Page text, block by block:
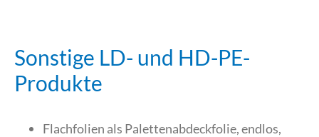
Sonstige LD- und HD-PE-
Produkte
Flachfolien als Palettenabdeckfolie, endlos,